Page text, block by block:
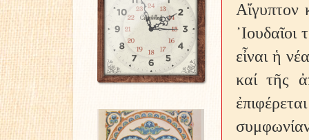
Αἴγυπτον
εἶναι ἡ
καί τῆς